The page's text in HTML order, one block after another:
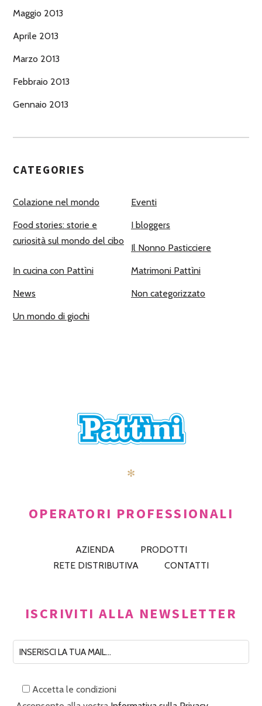
Maggio 2013
Aprile 2013
Marzo 2013
Febbraio 2013
Gennaio 2013
CATEGORIES
Colazione nel mondo Eventi
Food stories: storie e
curiosità sul mondo del cibo
I bloggers
Il Nonno Pasticciere
In cucina con Pattìni Matrimoni Pattìni
News Non categorizzato
Un mondo di giochi
✻
OPERATORI PROFESSIONALI
AZIENDA
PRODOTTI
RETE DISTRIBUTIVA
CONTATTI
ISCRIVITI ALLA NEWSLETTER
Accetta le condizioni